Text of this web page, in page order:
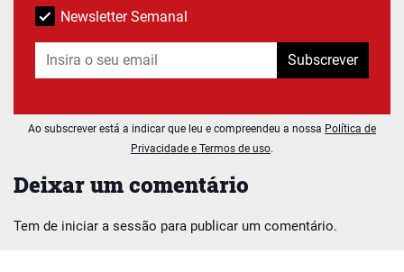
Deixar um comentário
Tem de iniciar a sessão para publicar um comentário.
Newsletter Semanal
Subscrever
Ao subscrever está a indicar que leu e compreendeu a nossa Política de
Privacidade e Termos de uso.